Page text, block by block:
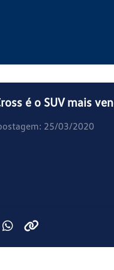
é o SUV mais
25/03/2020